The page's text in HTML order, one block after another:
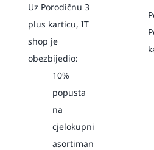
Uz Porodičnu 3
plus karticu, IT
shop je
obezbijedio:
10%
popusta
na
cjelokupni
asortiman